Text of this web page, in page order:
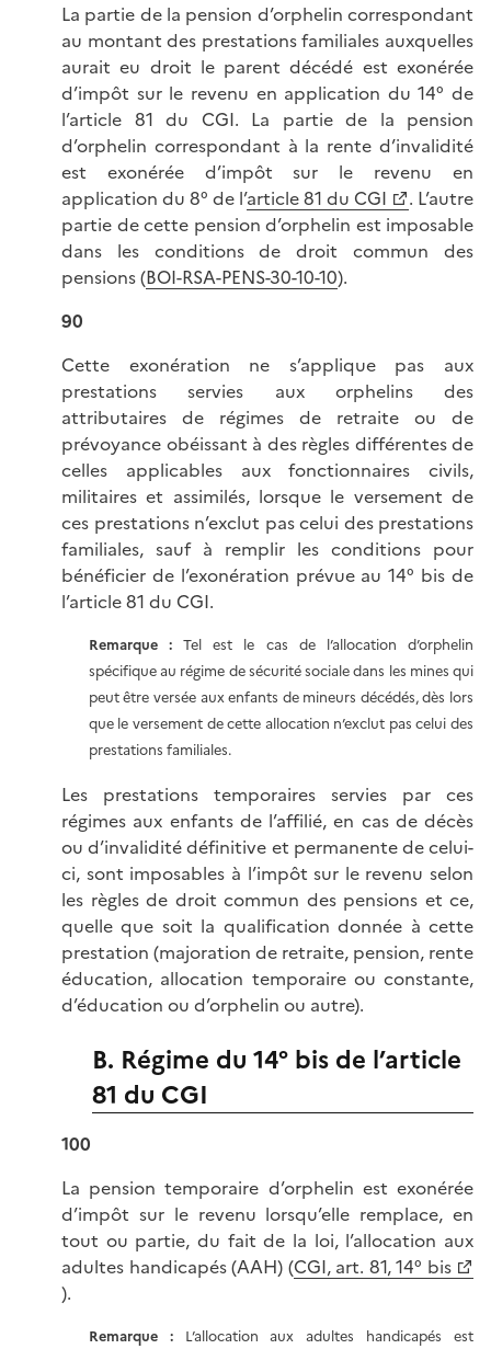
La partie de la pension d’orphelin correspondant
au montant des prestations familiales auxquelles
aurait eu droit le parent décédé est exonérée
d’impôt sur le revenu en application du 14° de
l’article 81 du CGI. La partie de la pension
d’orphelin correspondant à la rente d’invalidité
est exonérée d’impôt sur le revenu en
application du 8° de l’article 81 du CGI
. L’autre
partie de cette pension d’orphelin est imposable
dans les conditions de droit commun des
pensions (BOI-RSA-PENS-30-10-10).
90
Cette exonération ne s’applique pas aux
prestations servies aux orphelins des
attributaires de régimes de retraite ou de
prévoyance obéissant à des règles différentes de
celles applicables aux fonctionnaires civils,
militaires et assimilés, lorsque le versement de
ces prestations n’exclut pas celui des prestations
familiales, sauf à remplir les conditions pour
bénéficier de l’exonération prévue au 14° bis de
l’article 81 du CGI.
Remarque :Tel est le cas de l’allocation d’orphelin
spécifique au régime de sécurité sociale dans les mines qui
peut être versée aux enfants de mineurs décédés, dès lors
que le versement de cette allocation n’exclut pas celui des
prestations familiales.
Les prestations temporaires servies par ces
régimes aux enfants de l’affilié, en cas de décès
ou d’invalidité définitive et permanente de celui-
ci, sont imposables à l’impôt sur le revenu selon
les règles de droit commun des pensions et ce,
quelle que soit la qualification donnée à cette
prestation (majoration de retraite, pension, rente
éducation, allocation temporaire ou constante,
d’éducation ou d’orphelin ou autre).
B. Régime du 14° bis de l’article
81 du CGI
100
La pension temporaire d’orphelin est exonérée
d’impôt sur le revenu lorsqu’elle remplace, en
tout ou partie, du fait de la loi, l’allocation aux
adultes handicapés (AAH) (CGI, art. 81, 14° bis
).
Remarque :L’allocation aux adultes handicapés est